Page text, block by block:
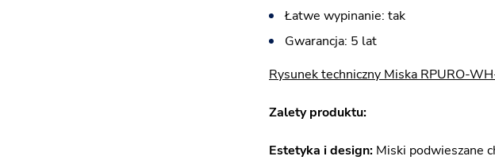
Łatwe wypinanie: tak
Gwarancja: 5 lat
Rysunek techniczny Miska RPURO-
Zalety produktu:
Estetyka i design: Miski podwieszane